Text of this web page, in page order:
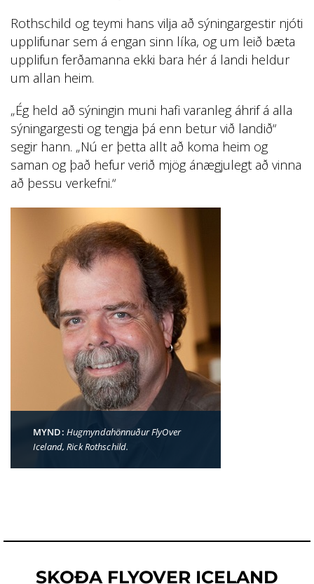
Rothschild og teymi hans vilja að sýningargestir njóti
upplifunar sem á engan sinn líka, og um leið bæta
upplifun ferðamanna ekki bara hér á landi heldur
um allan heim.
„Ég held að sýningin muni hafi varanleg áhrif á alla
sýningargesti og tengja þá enn betur við landið“
segir hann. „Nú er þetta allt að koma heim og
saman og það hefur verið mjög ánægjulegt að vinna
að þessu verkefni.“
MYND: Hugmyndahönnuður FlyOver
Iceland, Rick Rothschild.
SKOÐA FLYOVER ICELAND